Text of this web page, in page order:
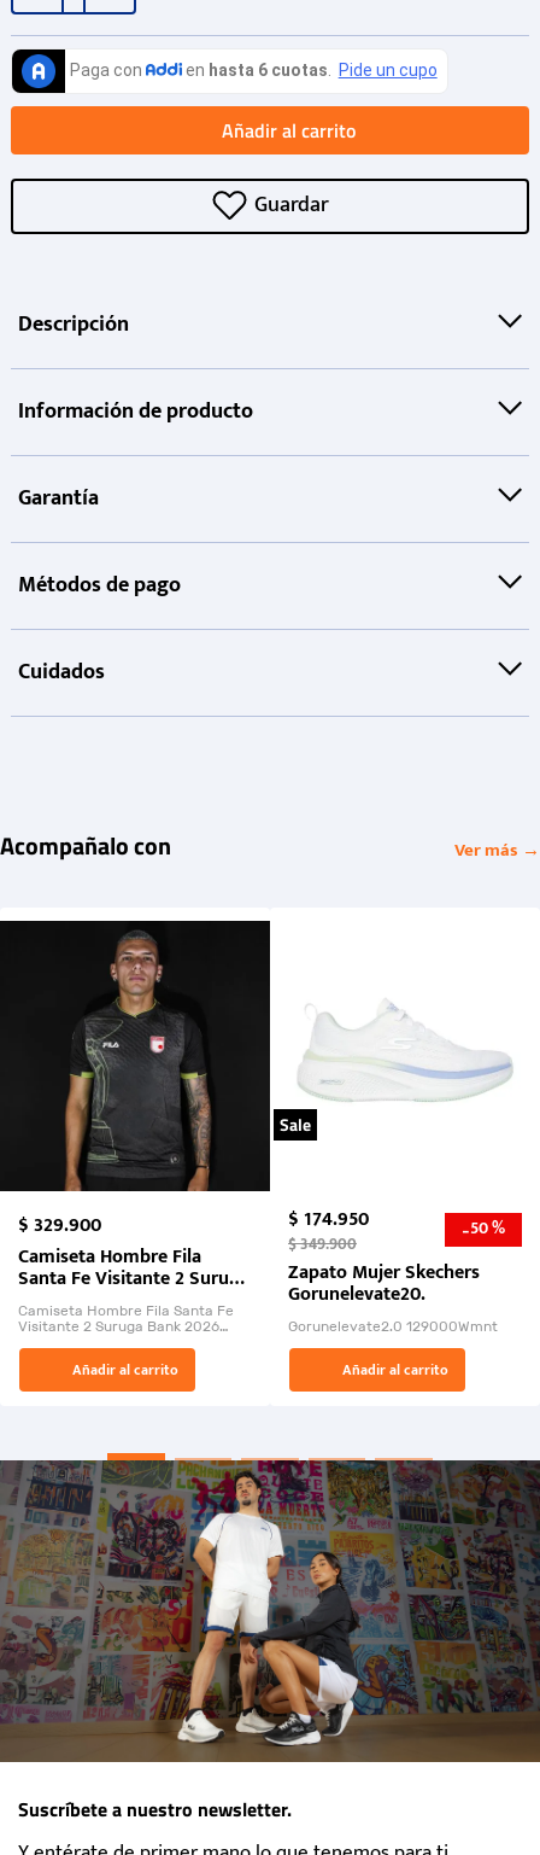
Añadir al carrito
Descripción
Información de producto
Garantía
Métodos de pago
Cuidados
Acompañalo con Ver más →
$329.900
Camiseta Hombre Fila
Santa Fe Visitante 2 Suruga
Bank 2026
Camiseta Hombre Fila Santa Fe
Visitante 2 Suruga Bank 2026
El Rugido del Sol Naciente:
“Primeros para la Et...
Añadir al carrito
Sale
$174.950
$349.900 -50 %
Zapato Mujer Skechers
Gorunelevate20.
Gorunelevate2.0 129000Wmnt
Añadir al carrito
Suscríbete a nuestro newsletter.